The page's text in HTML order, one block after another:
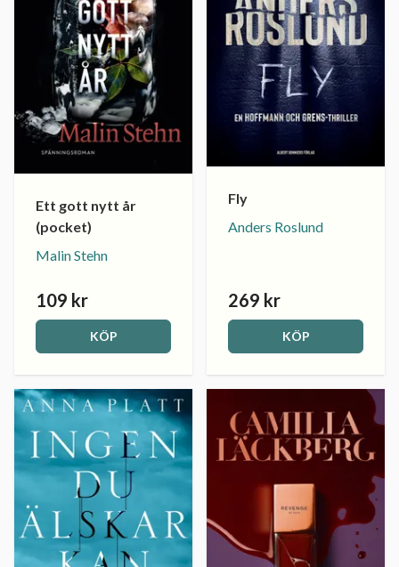
Ett gott nytt år
(pocket)
Malin Stehn
109 kr
KÖP
Fly
Anders Roslund
269 kr
KÖP